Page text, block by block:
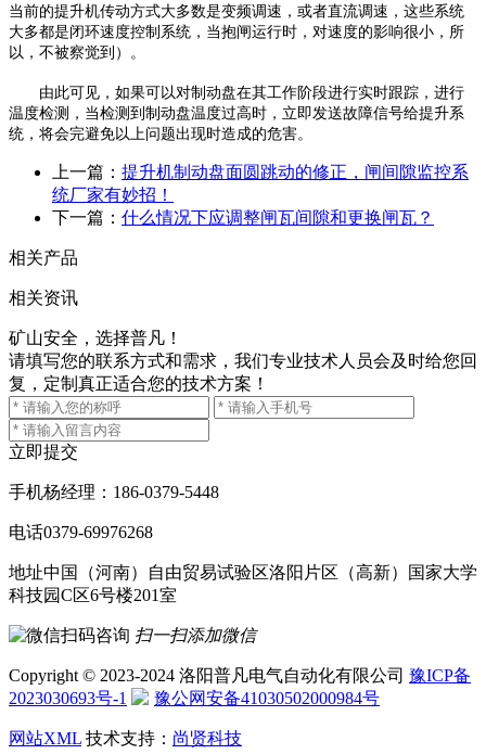
当前的提升机传动方式大多数是变频调速，或者直流调速，这些系统
大多都是闭环速度控制系统，当抱闸运行时，对速度的影响很小，所
以，不被察觉到）。
由此可见，如果可以对制动盘在其工作阶段进行实时跟踪，进行
温度检测，当检测到制动盘温度过高时，立即发送故障信号给提升系
统，将会完避免以上问题出现时造成的危害。
上一篇： 提升机制动盘面圆跳动的修正，闸间隙监控系
统厂家有妙招！
下一篇： 什么情况下应调整闸瓦间隙和更换闸瓦？
相关产品
相关资讯
矿山安全，选择普凡！
请填写您的联系方式和需求，我们专业技术人员会及时给您回
复，定制真正适合您的技术方案！
立即提交
手机杨经理：186-0379-5448
电话0379-69976268
地址中国（河南）自由贸易试验区洛阳片区（高新）国家大学
科技园C区6号楼201室
扫一扫添加微信
Copyright © 2023-2024 洛阳普凡电气自动化有限公司 豫ICP备
2023030693号-1
豫公网安备41030502000984号
网站XML 技术支持： 尚贤科技